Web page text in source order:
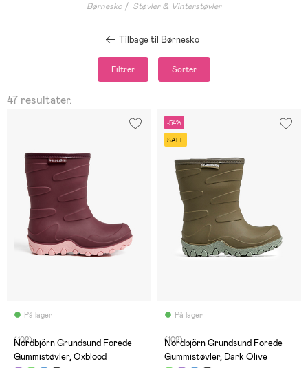
Børnesko Støvler & Vinterstøvler
Tilbage til Børnesko
Filtrer Sorter
47 resultater.
På lager
(102)
Nordbjörn Grundsund Forede
Gummistøvler, Oxblood
-54%
SALE
På lager
(102)
Nordbjörn Grundsund Forede
Gummistøvler, Dark Olive